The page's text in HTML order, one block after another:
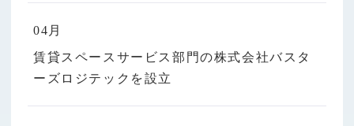
04月
賃貸スペースサービス部門の株式会社バスタ
ーズロジテックを設立